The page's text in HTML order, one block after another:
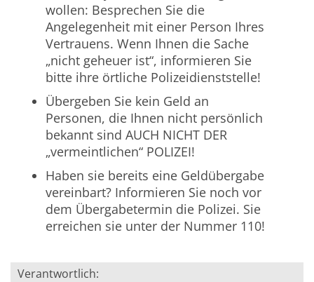
wollen: Besprechen Sie die
Angelegenheit mit einer Person Ihres
Vertrauens. Wenn Ihnen die Sache
„nicht geheuer ist“, informieren Sie
bitte ihre örtliche Polizeidienststelle!
Übergeben Sie kein Geld an
Personen, die Ihnen nicht persönlich
bekannt sind AUCH NICHT DER
„vermeintlichen“ POLIZEI!
Haben sie bereits eine Geldübergabe
vereinbart? Informieren Sie noch vor
dem Übergabetermin die Polizei. Sie
erreichen sie unter der Nummer 110!
Verantwortlich: